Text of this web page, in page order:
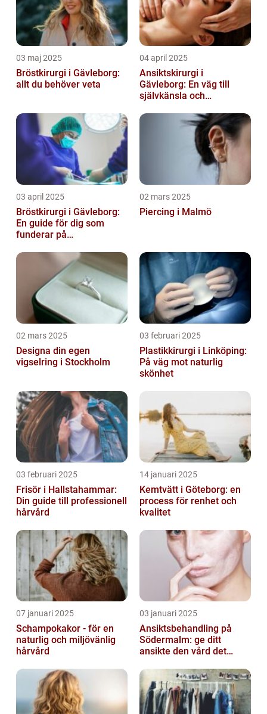
03 maj 2025
Bröstkirurgi i Gävleborg:
allt du behöver veta
04 april 2025
Ansiktskirurgi i
Gävleborg: En väg till
självkänsla och
03 april 2025
Bröstkirurgi i Gävleborg:
En guide för dig som
funderar på
02 mars 2025
Piercing i Malmö
02 mars 2025
Designa din egen
vigselring i Stockholm
03 februari 2025
Plastikkirurgi i Linköping:
På väg mot naturlig
skönhet
03 februari 2025
Frisör i Hallstahammar:
Din guide till professionell
hårvård
14 januari 2025
Kemtvätt i Göteborg: en
process för renhet och
kvalitet
07 januari 2025
Schampokakor - för en
naturlig och miljövänlig
hårvård
03 januari 2025
Ansiktsbehandling på
Södermalm: ge ditt
ansikte den vård det